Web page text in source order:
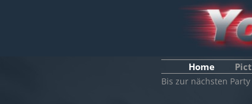
Home
Bis zur nächsten Party